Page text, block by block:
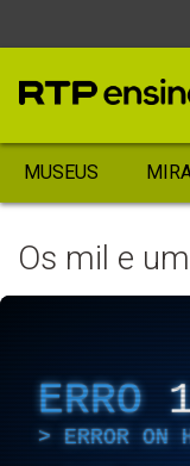
MUSEUS
Os mil e
ERRO
ERROR ON